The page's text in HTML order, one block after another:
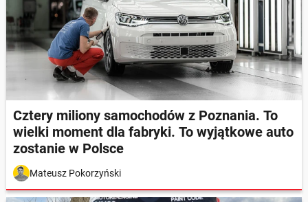
Cztery miliony samochodów z Poznania. To
wielki moment dla fabryki. To wyjątkowe auto
zostanie w Polsce
Mateusz Pokorzyński